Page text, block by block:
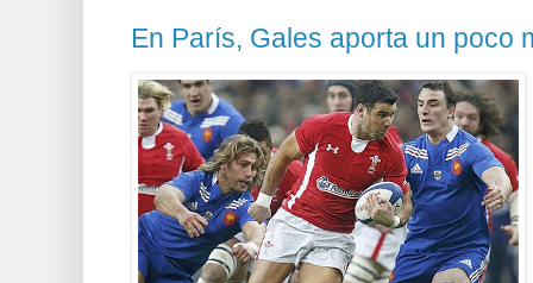
En París, Gales aporta un poco